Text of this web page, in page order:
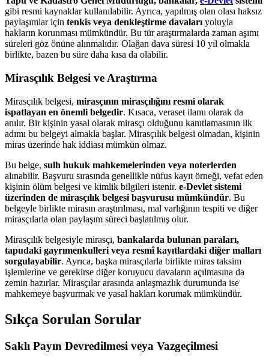
gibi resmi kaynaklar kullanılabilir. Ayrıca, yapılmış olan olası haksız
paylaşımlar için tenkis veya denkleştirme davaları yoluyla
hakların korunması mümkündür. Bu tür araştırmalarda zaman aşımı
süreleri göz önüne alınmalıdır. Olağan dava süresi 10 yıl olmakla
birlikte, bazen bu süre daha kısa da olabilir.
Mirasçılık Belgesi ve Araştırma
Mirasçılık belgesi, mirasçının mirasçılığını resmi olarak
ispatlayan en önemli belgedir. Kısaca, veraset ilamı olarak da
anılır. Bir kişinin yasal olarak mirasçı olduğunu kanıtlamasının ilk
adımı bu belgeyi almakla başlar. Mirasçılık belgesi olmadan, kişinin
miras üzerinde hak iddiası mümkün olmaz.
Bu belge, sulh hukuk mahkemelerinden veya noterlerden
alınabilir. Başvuru sırasında genellikle nüfus kayıt örneği, vefat eden
kişinin ölüm belgesi ve kimlik bilgileri istenir. e-Devlet sistemi
üzerinden de mirasçılık belgesi başvurusu mümkündür. Bu
belgeyle birlikte mirasın araştırılması, mal varlığının tespiti ve diğer
mirasçılarla olan paylaşım süreci başlatılmış olur.
Mirasçılık belgesiyle mirasçı, bankalarda bulunan paraları,
tapudaki gayrımenkulleri veya resmî kayıtlardaki diğer malları
sorgulayabilir. Ayrıca, başka mirasçılarla birlikte miras taksim
işlemlerine ve gerekirse diğer koruyucu davaların açılmasına da
zemin hazırlar. Mirasçılar arasında anlaşmazlık durumunda ise
mahkemeye başvurmak ve yasal hakları korumak mümkündür.
Sıkça Sorulan Sorular
Saklı Payın Devredilmesi veya Vazgeçilmesi